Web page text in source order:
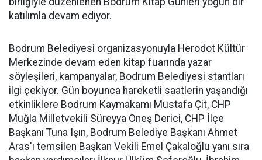
katılımla devam ediyor.
Bodrum Belediyesi organizasyonuyla Herodot Kültür
Merkezinde devam eden kitap fuarında yazar
söyleşileri, kampanyalar, Bodrum Belediyesi stantları
ilgi çekiyor. Gün boyunca hareketli saatlerin yaşandığı
etkinliklere Bodrum Kaymakamı Mustafa Çit, CHP
Muğla Milletvekili Süreyya Öneş Derici, CHP İlçe
Başkanı Tuna Işın, Bodrum Belediye Başkanı Ahmet
Aras'ı temsilen Başkan Vekili Emel Çakaloğlu yanı sıra